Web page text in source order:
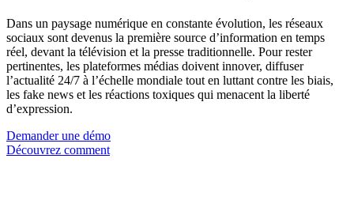
Dans un paysage numérique en constante évolution, les réseaux
sociaux sont devenus la première source d’information en temps
réel, devant la télévision et la presse traditionnelle. Pour rester
pertinentes, les plateformes médias doivent innover, diffuser
l’actualité 24/7 à l’échelle mondiale tout en luttant contre les biais,
les fake news et les réactions toxiques qui menacent la liberté
d’expression.
Demander une démo
Découvrez comment